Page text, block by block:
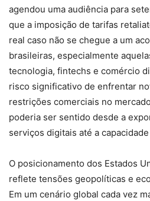
agendou uma audiência para
que a imposição de tarifas
real caso não se chegue a um
brasileiras, especialmente
tecnologia, fintechs e comércio
risco significativo de enfrentar
restrições comerciais no
poderia ser sentido desde a
serviços digitais até a
O posicionamento dos Estados
reflete tensões geopolíticas e
Em um cenário global cada vez